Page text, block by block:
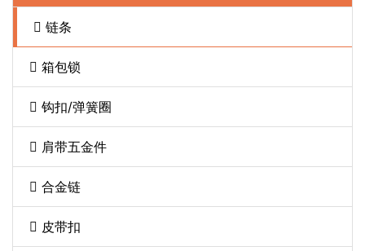
链条
箱包锁
钩扣/弹簧圈
肩带五金件
合金链
皮带扣